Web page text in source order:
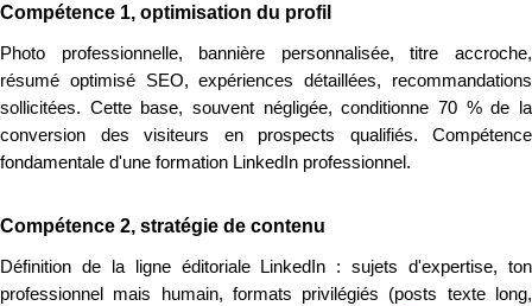
Compétence 1, optimisation du profil
Photo professionnelle, bannière personnalisée, titre accroche,
résumé optimisé SEO, expériences détaillées, recommandations
sollicitées. Cette base, souvent négligée, conditionne 70 % de la
conversion des visiteurs en prospects qualifiés. Compétence
fondamentale d'une formation LinkedIn professionnel.
Compétence 2, stratégie de contenu
Définition de la ligne éditoriale LinkedIn : sujets d'expertise, ton
professionnel mais humain, formats privilégiés (posts texte long,